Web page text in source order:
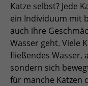
Katze selbst? Jede
ein Individuum mit
auch ihre
Wasser geht. Viele
fließendes Wasser,
sondern sich
für manche Katzen